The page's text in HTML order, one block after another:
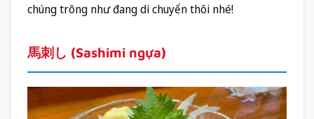
chúng trông như đang di chuyển thôi nhé!
馬刺し (Sashimi ngựa)